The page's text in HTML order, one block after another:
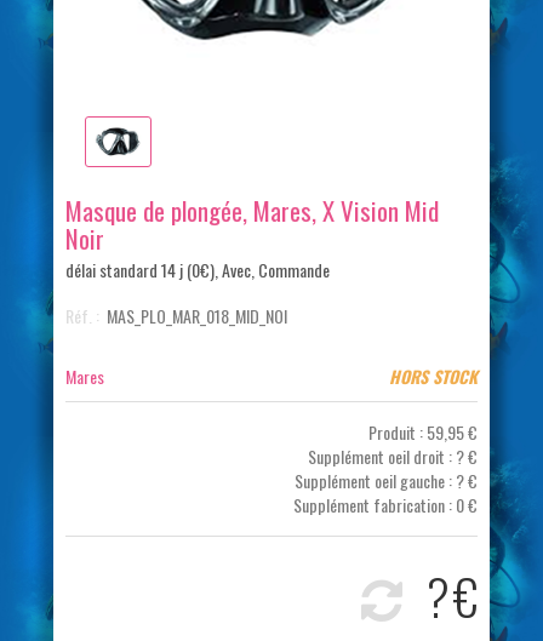
Masque de plongée, Mares, X Vision Mid
Noir
délai standard 14 j (0€), Avec, Commande
Réf. : MAS_PLO_MAR_018_MID_NOI
Mares Disponibilité:
HORS STOCK
Produit :59,95 €
Supplément oeil droit :?€
Supplément oeil gauche :?€
Supplément fabrication :0€
?€